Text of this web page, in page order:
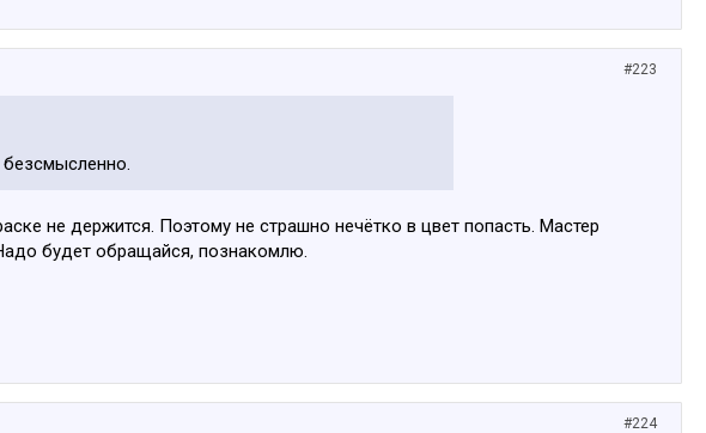
#223
не держится. Поэтому не страшно нечётко в цвет попасть. Мастер
будет обращайся, познакомлю.
#224